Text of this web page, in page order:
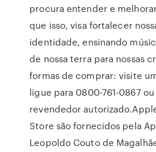
procura entender e
que isso, visa fortalecer
identidade, ensinando
de nossa terra para nossas
formas de comprar: visite
ligue para 0800-761-0867
revendedor
Store são fornecidos pela
Leopoldo Couto de